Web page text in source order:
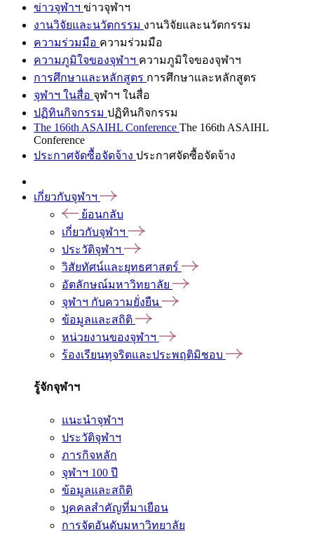
ข่าวจุฬาฯ ข่าวจุฬาฯ
งานวิจัยและนวัตกรรม งานวิจัยและนวัตกรรม
ความร่วมมือ ความร่วมมือ
ความภูมิใจของจุฬาฯ ความภูมิใจของจุฬาฯ
การศึกษาและหลักสูตร การศึกษาและหลักสูตร
จุฬาฯ ในสื่อ จุฬาฯ ในสื่อ
ปฏิทินกิจกรรม ปฏิทินกิจกรรม
The 166th ASAIHL Conference The 166th ASAIHL
Conference
ประกาศจัดซื้อจัดจ้าง ประกาศจัดซื้อจัดจ้าง
เกี่ยวกับจุฬาฯ
ย้อนกลับ
เกี่ยวกับจุฬาฯ
ประวัติจุฬาฯ
วิสัยทัศน์และยุทธศาสตร์
อัตลักษณ์มหาวิทยาลัย
จุฬาฯ กับความยั่งยืน
ข้อมูลและสถิติ
หน่วยงานของจุฬาฯ
ร้องเรียนทุจริตและประพฤติมิชอบ
รู้จักจุฬาฯ
แนะนำจุฬาฯ
ประวัติจุฬาฯ
ภารกิจหลัก
จุฬาฯ 100 ปี
ข้อมูลและสถิติ
บุคคลสำคัญที่มาเยือน
การจัดอันดับมหาวิทยาลัย